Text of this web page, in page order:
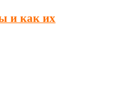
и как их